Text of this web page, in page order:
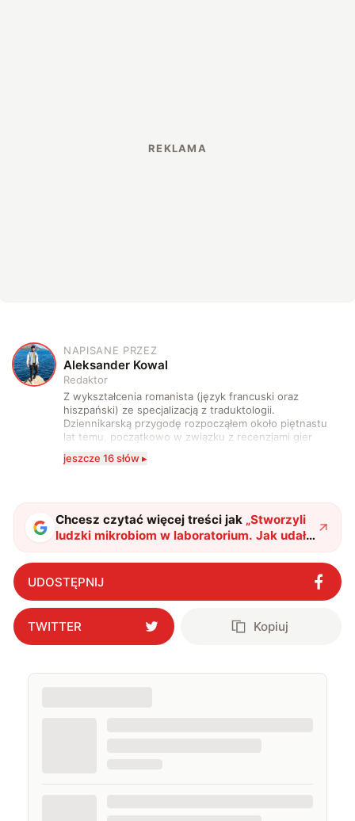
A
NAPISANE PRZEZ
Aleksander Kowal
Redaktor
Z wykształcenia romanista (język francuski oraz
hiszpański) ze specjalizacją z traduktologii.
Dziennikarską przygodę rozpocząłem około piętnastu
lat temu, początkowo w związku z recenzjami gier
komputerowych i filmów. Obecnie publikuję
zdecydowanie częściej na tematy związane z nauką
także uprawiać oraz oglądać sport.
jeszcze 16 słów ▸
Chcesz czytać więcej treści jak „Stworzyli
ludzki mikrobiom w laboratorium. Jak udało
się tego dokonać?"?
UDOSTĘPNIJ
TWITTER Kopiuj